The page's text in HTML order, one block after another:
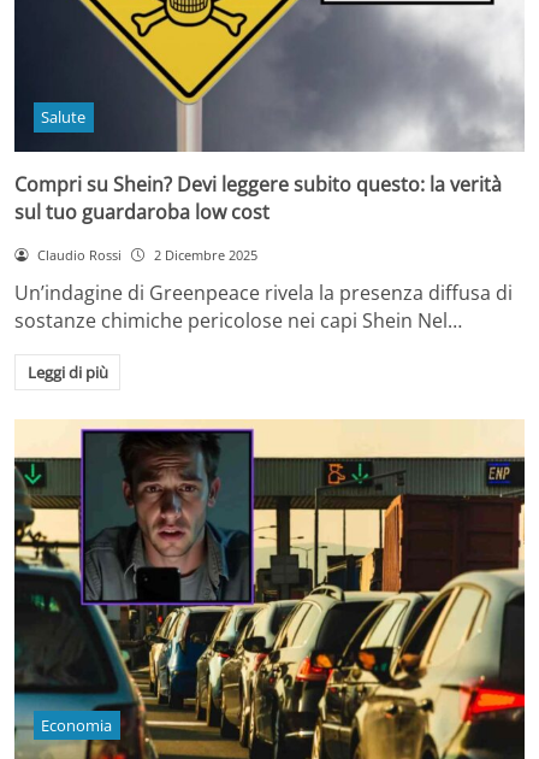
Salute
Compri su Shein? Devi leggere subito questo: la verità
sul tuo guardaroba low cost
Claudio Rossi 2 Dicembre 2025
Un’indagine di Greenpeace rivela la presenza diffusa di
sostanze chimiche pericolose nei capi Shein Nel…
Leggi di più
Economia